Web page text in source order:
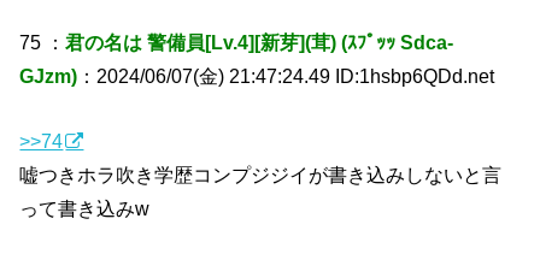
75 ：君の名は 警備員[Lv.4][新芽](茸) (ｽﾌﾟｯｯ Sdca-
GJzm) ：2024/06/07(金) 21:47:24.49 ID:1hsbp6QDd.net
>>74
嘘つきホラ吹き学歴コンプジジイが書き込みしないと言
って書き込みw